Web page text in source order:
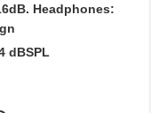
Headphones:
dBSPL